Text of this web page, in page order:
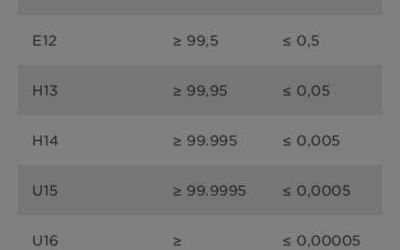
E12 ≥ 99,5 ≤ 0,5
H13 ≥ 99,95 ≤ 0,05
H14 ≥ 99.995 ≤ 0,005
U15 ≥ 99.9995 ≤ 0,0005
U16
≥
≤ 0,00005